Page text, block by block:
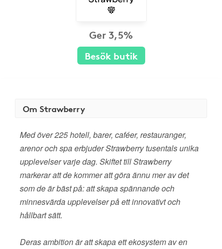
Ger 3,5%
Besök butik
Om Strawberry
Med över 225 hotell, barer, caféer, restauranger,
arenor och spa erbjuder Strawberry tusentals unika
upplevelser varje dag. Skiftet till Strawberry
markerar att de kommer att göra ännu mer av det
som de är bäst på: att skapa spännande och
minnesvärda upplevelser på ett innovativt och
hållbart sätt.
Deras ambition är att skapa ett ekosystem av en